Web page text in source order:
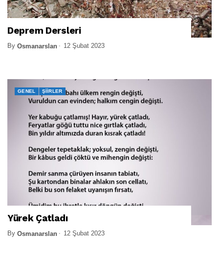
Deprem Dersleri
By Osmanarslan 12 Şubat 2023
GENEL ŞIIRLER
Yürek Çatladı
By Osmanarslan 12 Şubat 2023